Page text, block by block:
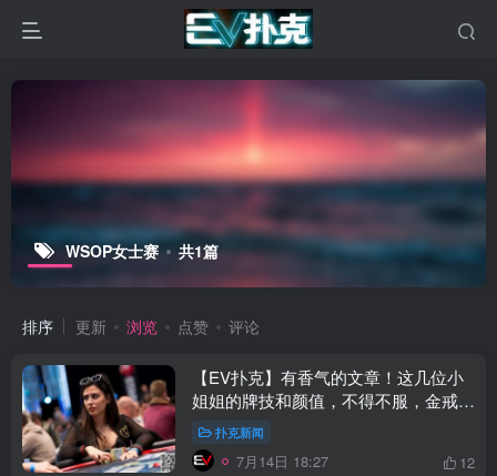
WSOP女士赛 共1篇
排序 更新 浏览 点赞 评论
【EV扑克】有香气的文章！这几位小
姐姐的牌技和颜值，不得不服，金戒指
百Ｗ迷你主赛重磅登场
扑克新闻
7月14日 18:27 12